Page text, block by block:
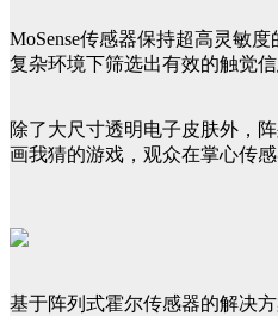
MoSense传感器保持超高灵敏
复杂环境下筛选出有效的触觉
除了大尺寸透明电子皮肤外，
画我猜的游戏，观众在掌心传
基于阵列式霍尔传感器的解决